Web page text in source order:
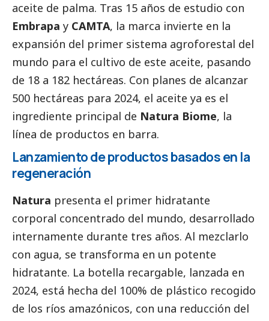
aceite de palma. Tras 15 años de estudio con
Embrapa y CAMTA, la marca invierte en la
expansión del primer sistema agroforestal del
mundo para el cultivo de este aceite, pasando
de 18 a 182 hectáreas. Con planes de alcanzar
500 hectáreas para 2024, el aceite ya es el
ingrediente principal de Natura Biome, la
línea de productos en barra.
Lanzamiento de productos basados en la
regeneración
Natura presenta el primer hidratante
corporal concentrado del mundo, desarrollado
internamente durante tres años. Al mezclarlo
con agua, se transforma en un potente
hidratante. La botella recargable, lanzada en
2024, está hecha del 100% de plástico recogido
de los ríos amazónicos, con una reducción del